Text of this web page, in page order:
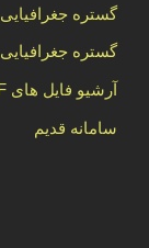
گستره
گستره جغرافیایی
آرشیو فایل های PDF
سامانه قدیم